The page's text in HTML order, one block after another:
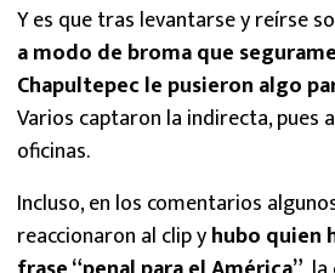
Y es que tras levantarse y reírse
a modo de broma que
Chapultepec le pusieron algo
Varios captaron la indirecta, pues
oficinas.
Incluso, en los comentarios
reaccionaron al clip yhubo quien